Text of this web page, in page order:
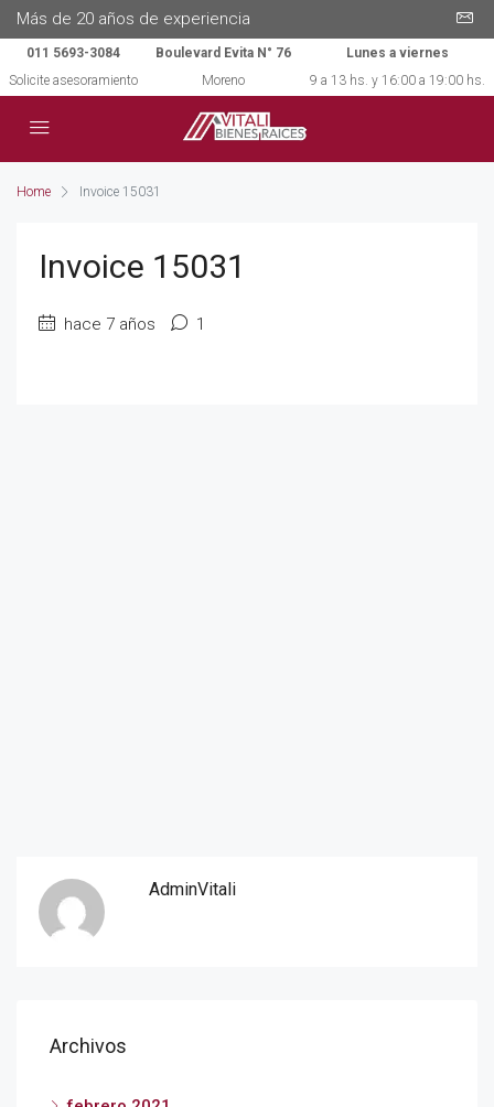
Más de 20 años de experiencia
011 5693-3084
Solicite asesoramiento
Boulevard Evita N° 76
Moreno
Lunes a viernes
9 a 13 hs. y 16:00 a 19:00 hs.
Home Invoice 15031
Invoice 15031
hace 7 años 1
AdminVitali
Archivos